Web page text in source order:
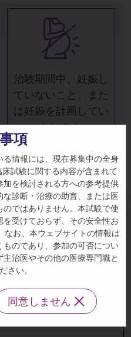
治験期間中、妊娠し
ていないこと、また
は妊娠を計画してい
ないこと
療チームが、あなたの
薬について質問し、
を調べるためにいくつ
院、検査、治験薬は無
および時間に対する負
される場合がありま
項
情報には、現在募集中の全身
試験に関する内容が含まれて
を検討される方への参考提供
診断・治療の助言、または医
ではありません。本試験で使
受けておらず、その安全性お
なお、本ウェブサイトの情報は
のであり、参加の可否につい
治医やその他の医療専門職と
さい。
同意しません
れる」をクリックす
ンを強化し、サイトの
マーケティング活動を
に Cookie を保存する
ます。